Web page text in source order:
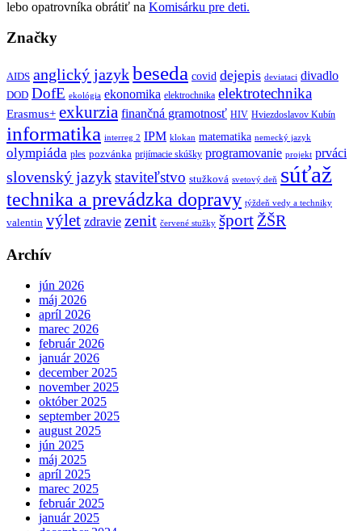
lebo opatrovníka obrátiť na Komisárku pre deti.
Značky
AIDS anglický jazykbeseda covid dejepis deviataci divadlo
DOD DofE ekológia ekonomika elektrochnika elektrotechnika
Erasmus+ exkurzia finančná gramotnosť HIV Hviezdoslavov Kubín
informatika interreg 2 IPM klokan matematika nemecký jazyk
olympiáda ples pozvánka prijímacie skúšky programovanie projekt prváci
slovenský jazykstaviteľstvo stužková svetový deň súťaž
technika a prevádzka dopravy týždeň vedy a techniky
valentin výlet zdravie zenit červené stužky šport ŽŠR
Archív
jún 2026
máj 2026
apríl 2026
marec 2026
február 2026
január 2026
december 2025
november 2025
október 2025
september 2025
august 2025
jún 2025
máj 2025
apríl 2025
marec 2025
február 2025
január 2025